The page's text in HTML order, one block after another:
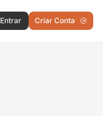
Entrar Criar Conta